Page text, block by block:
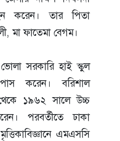
করেন। তার পিতা
মা ফাতেমা বেগম।
সরকারি হাই স্কুল
করেন। বরিশাল
১৯৬২ সালে উচ্চ
পরবর্তীতে ঢাকা
এমএসসি